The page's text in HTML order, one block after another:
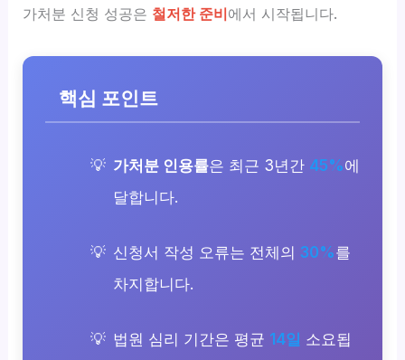
가처분 신청 성공은 철저한 준비에서 시작됩니다.
핵심 포인트
가처분 인용률은 최근 3년간 45%에
달합니다.
신청서 작성 오류는 전체의 30%를
차지합니다.
법원 심리 기간은 평균 14일 소요됩